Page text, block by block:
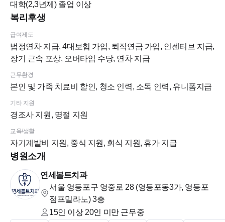
대학(2,3년제)졸업 이상
복리후생
급여제도
법정연차 지급, 4대보험 가입, 퇴직연금 가입, 인센티브 지급,
장기 근속 포상, 오버타임 수당, 연차 지급
근무환경
본인 및 가족 치료비 할인, 청소 인력, 소독 인력, 유니폼지급
기타 지원
경조사 지원, 명절 지원
교육/생활
자기계발비 지원, 중식 지원, 회식 지원, 휴가 지급
병원소개
연세볼트치과
서울 영등포구 영중로 28 (영등포동3가, 영등포
점프밀라노) 3층
15인 이상 20인 미만근무중